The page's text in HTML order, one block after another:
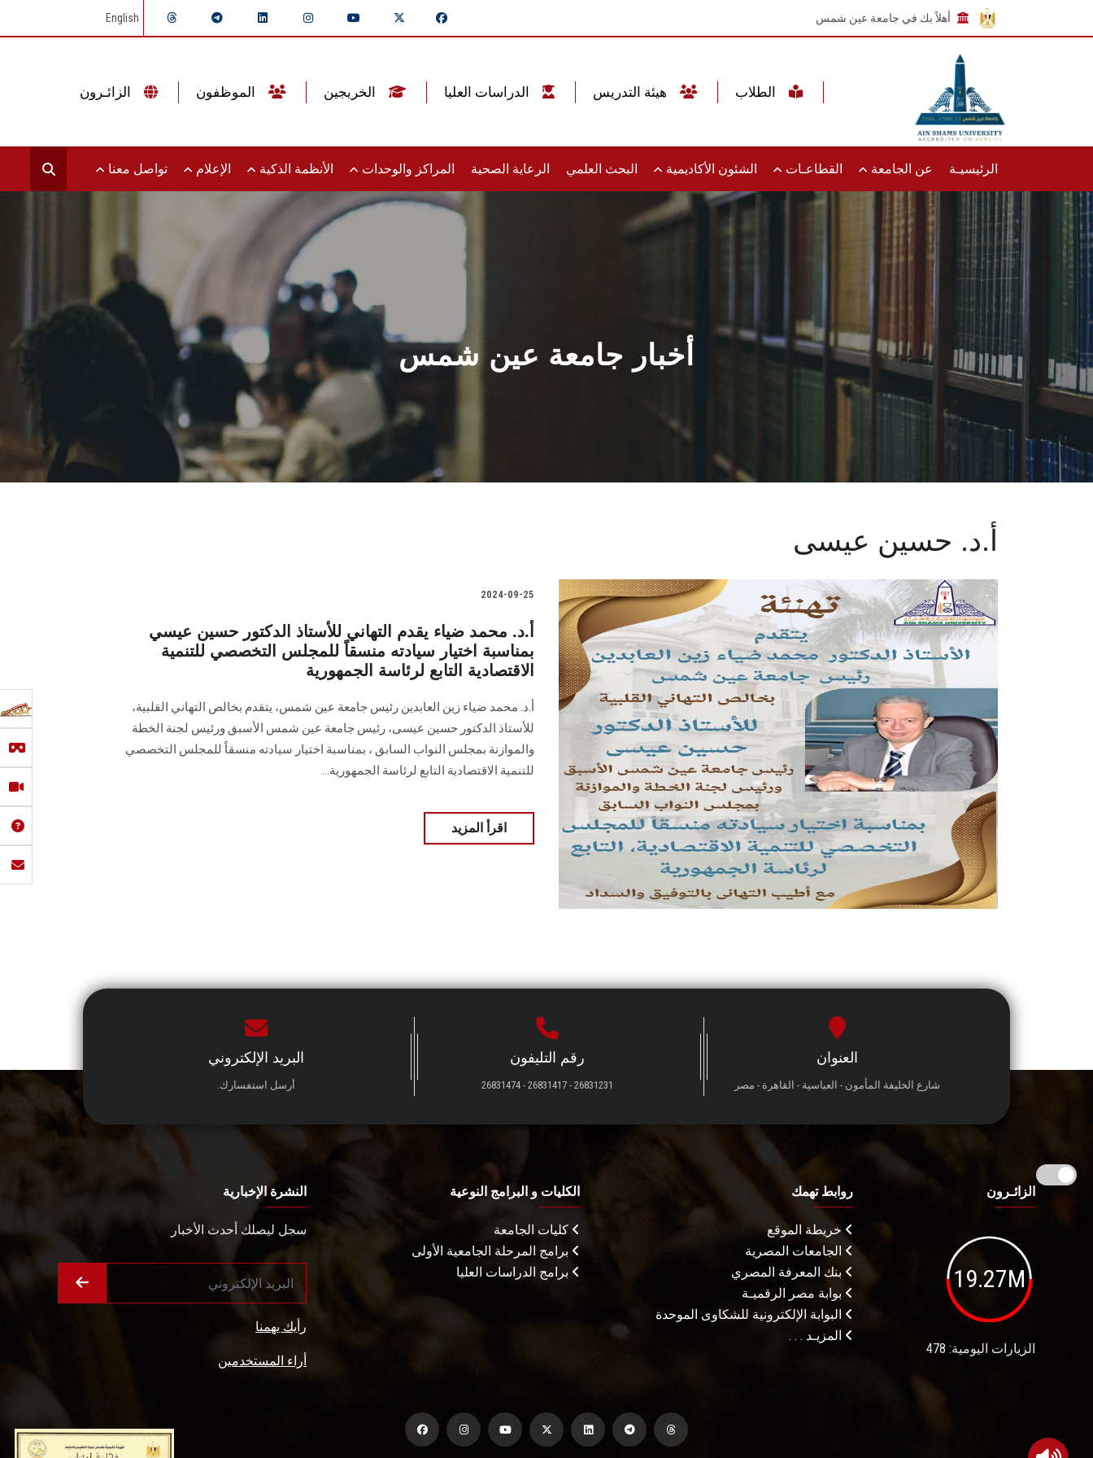
أهلاً بك في جامعة عين شمس English
الرئيسيـة عن الجامعة القطاعـات الشئون الأكاديمية البحث العلمي الرعاية الصحية المراكز والوحدات الأنظمة الذكية الإعلام تواصل معنا
أخبار جامعة عين شمس
أ.د. حسين عيسى
2024-09-25
أ.د. محمد ضياء يقدم التهاني للأستاذ الدكتور حسين عيسي
بمناسبة اختيار سيادته منسقاً للمجلس التخصصي للتنمية
الاقتصادية التابع لرئاسة الجمهورية
أ.د. محمد ضياء زين العابدين رئيس جامعة عين شمس، يتقدم بخالص التهاني القلبية،
للأستاذ الدكتور حسين عيسى، رئيس جامعة عين شمس الأسبق ورئيس لجنة الخطة
والموازنة بمجلس النواب السابق ، بمناسبة اختيار سيادته منسقاً للمجلس التخصصي
للتنمية الاقتصادية التابع لرئاسة الجمهورية...
اقرأ المزيد
العنوان
شارع الخليفة المأمون - العباسية - القاهرة - مصر
رقم التليفون
26831231 - 26831417 - 26831474
البريد الإلكتروني
أرسل استفسارك.
الزائـرون
19.27M
الزيارات اليومية: 478
روابط تهمك
خريطة الموقع
الجامعات المصرية
بنك المعرفة المصري
بوابة مصر الرقميـة
البوابة الإلكترونية للشكاوى الموحدة
المزيـد . . .
الكليات و البرامج النوعية
كليات الجامعة
برامج المرحلة الجامعية الأولى
برامج الدراسات العليا
النشرة الإخبارية
سجل ليصلك أحدث الأخبار
رأيك يهمنا
أراء المستخدمين